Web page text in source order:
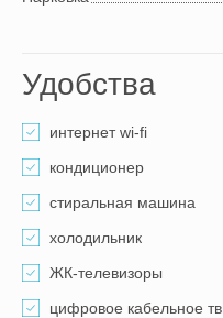
Удобства
интернет wi-fi
кондиционер
стиральная машина
холодильник
ЖК-телевизоры
цифровое кабельное тв